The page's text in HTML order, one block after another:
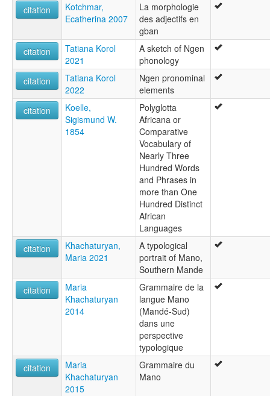
citation
Kotchmar,
Ecatherina 2007
La morphologie
des adjectifs en
gban
citation
Tatiana Korol
2021
A sketch of Ngen
phonology
citation
Tatiana Korol
2022
Ngen pronominal
elements
citation
Koelle,
Sigismund W.
1854
Polyglotta
Africana or
Comparative
Vocabulary of
Nearly Three
Hundred Words
and Phrases in
more than One
Hundred Distinct
African
Languages
citation
Khachaturyan,
Maria 2021
A typological
portrait of Mano,
Southern Mande
citation
Maria
Khachaturyan
2014
Grammaire de la
langue Mano
(Mandé-Sud)
dans une
perspective
typologique
citation
Maria
Khachaturyan
2015
Grammaire du
Mano